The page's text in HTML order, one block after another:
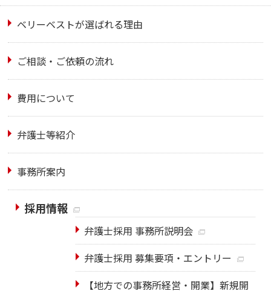
ベリーベストが選ばれる理由
ご相談・ご依頼の流れ
費用について
弁護士等紹介
事務所案内
採用情報
弁護士採用 事務所説明会
弁護士採用 募集要項・エントリー
【地方での事務所経営・開業】新規開